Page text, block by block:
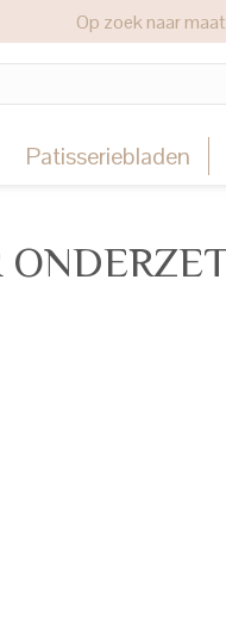
Op zoek naar
Patisseriebladen